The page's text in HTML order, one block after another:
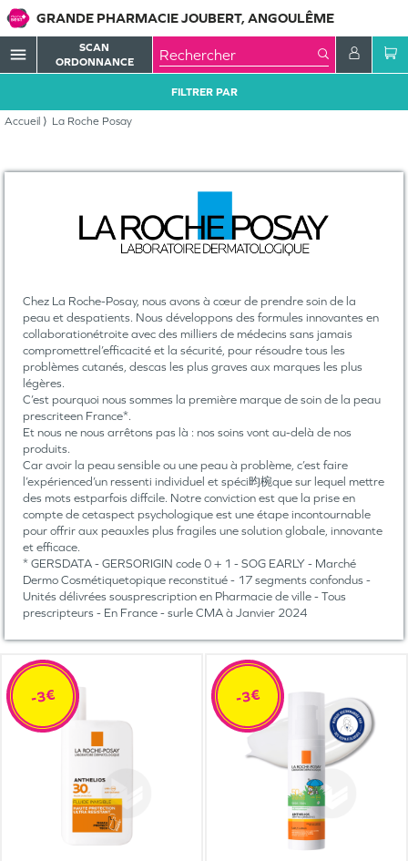
GRANDE PHARMACIE JOUBERT, ANGOULÊME
menu
SCAN
ORDONNANCE
Accueil La Roche Posay
FILTRER PAR
Chez La Roche-Posay, nous avons à cœur de prendre soin de la
peau et despatients. Nous développons des formules innovantes en
collaborationétroite avec des milliers de médecins sans jamais
compromettrel’efficacité et la sécurité, pour résoudre tous les
problèmes cutanés, descas les plus graves aux marques les plus
légères.
C’est pourquoi nous sommes la première marque de soin de la peau
prescriteen France*.
Et nous ne nous arrêtons pas là : nos soins vont au-delà de nos
produits.
Car avoir la peau sensible ou une peau à problème, c’est faire
l’expérienced’un ressenti individuel et spéci昀椀que sur lequel mettre
des mots estparfois diffcile. Notre conviction est que la prise en
compte de cetaspect psychologique est une étape incontournable
pour offrir aux peauxles plus fragiles une solution globale, innovante
et efficace.
* GERSDATA - GERSORIGIN code 0 + 1 - SOG EARLY - Marché
Dermo Cosmétiquetopique reconstitué - 17 segments confondus -
Unités délivrées sousprescription en Pharmacie de ville - Tous
prescripteurs - En France - surle CMA à Janvier 2024
-3€ -3€